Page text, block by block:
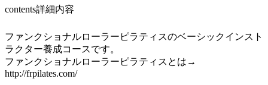
contents詳細内容
ファンクショナルローラーピラティスのベーシックインスト
ラクター養成コースです。
ファンクショナルローラーピラティスとは→
http://frpilates.com/